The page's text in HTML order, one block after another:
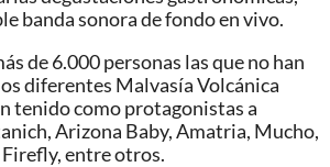
banda sonora de fondo en vivo.
de 6.000 personas las que no han
diferentes Malvasía Volcánica
tenido como protagonistas a
Arizona Baby, Amatria, Mucho,
entre otros.